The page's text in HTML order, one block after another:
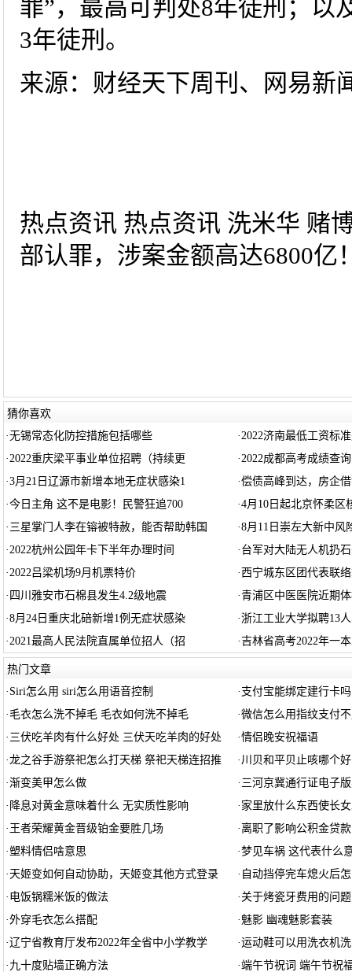
罪”，最高可判处8年徒刑；以
3年徒刑。
来源：财经天下周刊、网易新
热点资讯 热点资讯 洗米华 赌
部认罪，涉案金额高达6800亿
猜你喜欢
·无锡常态化防控措施包括哪些 ·2022济南最低工资标
·2022重庆梁平事业单位招聘（持续更 ·2022成都高考成绩查
·3月21日辽源市新增本地无症状感染1 ·偿债高峰到达，房企
·今日主角 这不是电影！民警狂追700 ·4月10日起北京怀柔区
· 三星掌门人李在镕被特赦，能否帮助韩国 ·8月11日崇左大新中风
·2022杭州公园年卡下半年办理时间 · 台军对大陆无人机扔
·2022吕梁机场9月机票特价 · 西宁城东区团代表联
· 四川雅安市石棉县发生4.2级地震 ·青浦区中医医院近期
·8月24日重庆北碚新增1例无症状感染 ·浙江工业大学拟聘13
·2021最高人民法院直属单位招人（招 ·吉林省高考2022年一
热门文章
· Siri怎么用 siri怎么用语音控制 · 支付宝能绑定建行卡吗
· 毛衣怎么洗不掉毛 毛衣如何洗不掉毛 ·微信怎么用指纹支付
· 三伏吃羊肉有什么好处 三伏天吃羊肉的好处 ·情侣晚安祝福语
·龙之谷手游祭祀怎么打天梯 祭祀天梯连招推 · 川贝和平贝止咳哪个
·渐变美甲怎么做 · 三河京冀通行证电子
· 降息对黄金意味着什么 无实质性影响 · 家里放什么东西使长
· 王者荣耀黄金晋级铂金要胜几场 · 离职了影响公积金贷
·塑料情侣啥意思 ·梦见车祸 这代表什么
· 天姬变如何自动协助，天姬变其他方式登录 · 自动挡停完车熄火后
· 电饭锅糯米饭的做法 · 关于烤瓷牙费用的问
·外穿毛衣怎么搭配 · 魅影 幽魂魅影套装
·辽宁省教育厅发布2022年全省中小学教学 ·运动鞋可以用洗衣机
· 九十度贴墙正确方法 ·端午节祝词 端午节祝